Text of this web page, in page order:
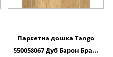
Паркетна дошка Tango
550058067 Дуб Барон Браш